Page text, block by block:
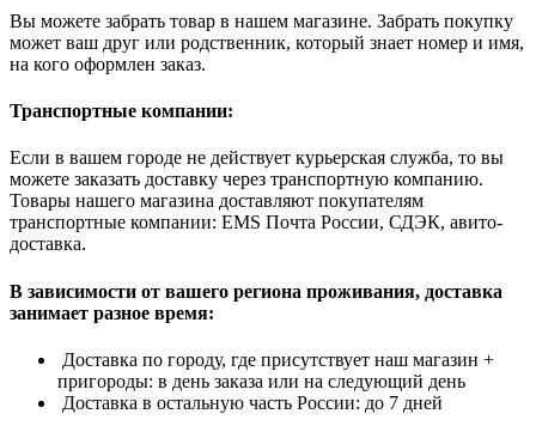
Вы можете забрать товар в нашем магазине. Забрать покупку
может ваш друг или родственник, который знает номер и имя,
на кого оформлен заказ.
Транспортные компании:
Если в вашем городе не действует курьерская служба, то вы
можете заказать доставку через транспортную компанию.
Товары нашего магазина доставляют покупателям
транспортные компании: EMS Почта России, СДЭК, авито-
доставка.
В зависимости от вашего региона проживания, доставка
занимает разное время:
Доставка по городу, где присутствует наш магазин +
пригороды: в день заказа или на следующий день
Доставка в остальную часть России: до 7 дней